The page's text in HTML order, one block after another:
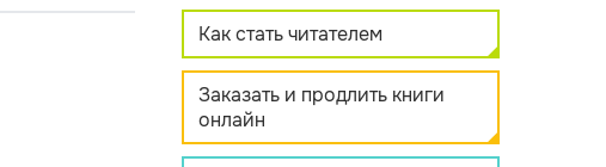
Как стать читателем
Заказать и продлить книги
онлайн